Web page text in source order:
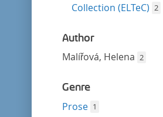
Collection (ELTeC) 2
Author
Malířová, Helena 2
Genre
Prose 1